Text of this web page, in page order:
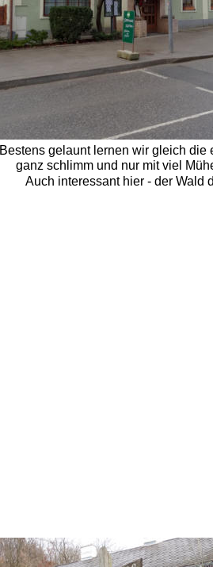
Bestens gelaunt lernen wir gleich
ganz schlimm und nur mit viel
Auch interessant hier - der Wald